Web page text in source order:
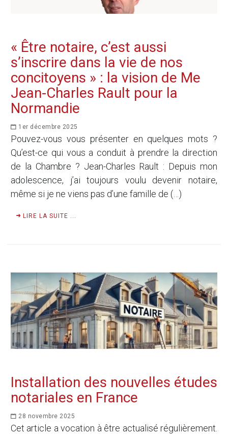
« Être notaire, c’est aussi
s’inscrire dans la vie de nos
concitoyens » : la vision de Me
Jean-Charles Rault pour la
Normandie
1er décembre 2025
Pouvez-vous vous présenter en quelques mots ?
Qu’est-ce qui vous a conduit à prendre la direction
de la Chambre ? Jean-Charles Rault : Depuis mon
adolescence, j’ai toujours voulu devenir notaire,
même si je ne viens pas d’une famille de (…)
LIRE LA SUITE ...
Installation des nouvelles études
notariales en France
28 novembre 2025
Cet article a vocation à être actualisé régulièrement.